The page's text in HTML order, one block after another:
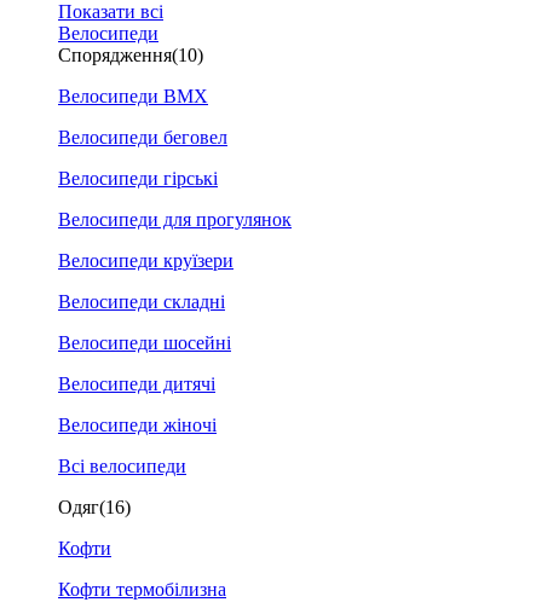
Показати всі
Велосипеди
Спорядження(10)
Велосипеди BMX
Велосипеди беговел
Велосипеди гірські
Велосипеди для прогулянок
Велосипеди круїзери
Велосипеди складні
Велосипеди шосейні
Велосипеди дитячі
Велосипеди жіночі
Всі велосипеди
Одяг(16)
Кофти
Кофти термобілизна